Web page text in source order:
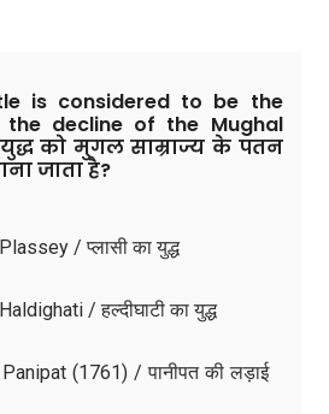
is considered to be the
decline of the Mughal
को मुगल साम्राज्य के पतन
जाता है?
/ प्लासी का युद्ध
/ हल्दीघाटी का युद्ध
(1761) / पानीपत की लड़ाई